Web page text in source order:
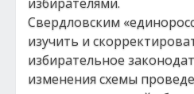
Свердловским
изучить и
избирательное
изменения схемы